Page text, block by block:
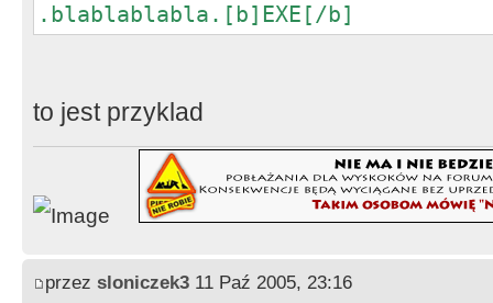
.blablablabla.[b]EXE[/b]
to jest przyklad
przez sloniczek3 11 Paź 2005, 23:16